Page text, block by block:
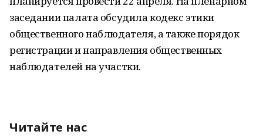
заседании палата обсудила кодекс этики
общественного наблюдателя, а также порядок
регистрации и направления общественных
наблюдателей на участки.
Читайте нас